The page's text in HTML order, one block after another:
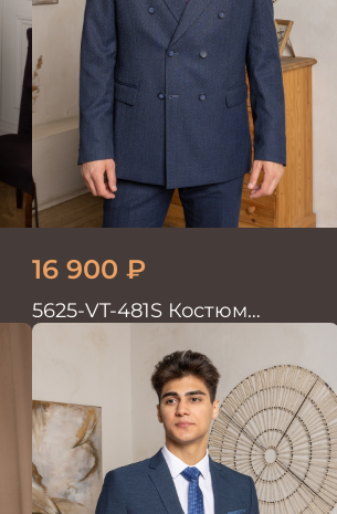
16 900 ₽
5625-VT-481S Костюм
мужской двойка